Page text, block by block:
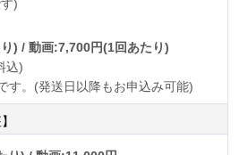
)
) / 動画:7,700円(1回あたり)
込)
す。(発送日以降もお申込み可能)